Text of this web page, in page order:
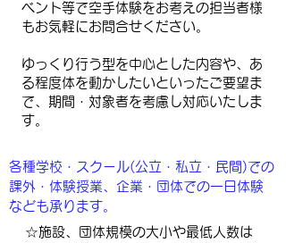
ベント等で空手体験をお考えの担当者様
もお気軽にお問合せください。
ゆっくり行う型を中心とした内容や、あ
る程度体を動かしたいといったご要望ま
で、期間・対象者を考慮し対応いたしま
す。
各種学校・スクール(公立・私立・民間)での
課外・体験授業、企業・団体での一日体験
なども承ります。
☆施設、団体規模の大小や最低人数は